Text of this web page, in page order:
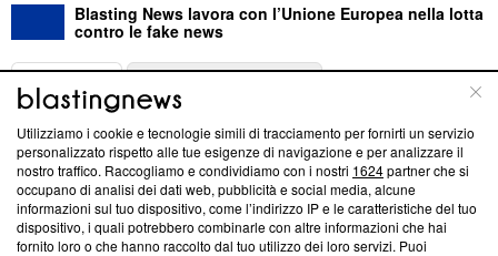
Blasting News lavora con l’Unione Europea nella lotta
contro le fake news
ABOUT
Questa sezione offre informazioni trasparenti su Blasting
News, sui nostri processi editoriali e su come ci impegniamo a
creare news di qualità. Inoltre, afferma la nostra aderenza a
‘Trust Project - News with Integrity’Blasting News non è
ancora membro del programma, ma ha richiesto di farne
Utilizziamo i cookie e tecnologie simili di tracciamento per fornirti un servizio
personalizzato rispetto alle tue esigenze di navigazione e per analizzare il
nostro traffico. Raccogliamo e condividiamo con i nostri 1624partner che si
occupano di analisi dei dati web, pubblicità e social media, alcune
informazioni sul tuo dispositivo, come l’indirizzo IP e le caratteristiche del tuo
dispositivo, i quali potrebbero combinarle con altre informazioni che hai
fornito loro o che hanno raccolto dal tuo utilizzo dei loro servizi. Puoi